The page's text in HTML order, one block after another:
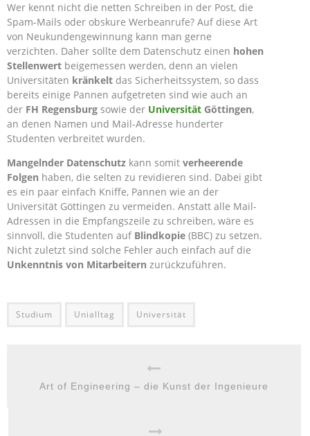
Wer kennt nicht die netten Schreiben in der Post, die
Spam-Mails oder obskure Werbeanrufe? Auf diese Art
von Neukundengewinnung kann man gerne
verzichten. Daher sollte dem Datenschutz einen hohen
Stellenwert beigemessen werden, denn an vielen
Universitäten kränkelt das Sicherheitssystem, so dass
bereits einige Pannen aufgetreten sind wie auch an
der FH Regensburg sowie der Universität Göttingen,
an denen Namen und Mail-Adresse hunderter
Studenten verbreitet wurden.
Mangelnder Datenschutz kann somit verheerende
Folgen haben, die selten zu revidieren sind. Dabei gibt
es ein paar einfach Kniffe, Pannen wie an der
Universität Göttingen zu vermeiden. Anstatt alle Mail-
Adressen in die Empfangszeile zu schreiben, wäre es
sinnvoll, die Studenten auf Blindkopie (BBC) zu setzen.
Nicht zuletzt sind solche Fehler auch einfach auf die
Unkenntnis von Mitarbeitern zurückzuführen.
Studium Unialltag Universität
Art of Engineering – die Kunst der Ingenieure